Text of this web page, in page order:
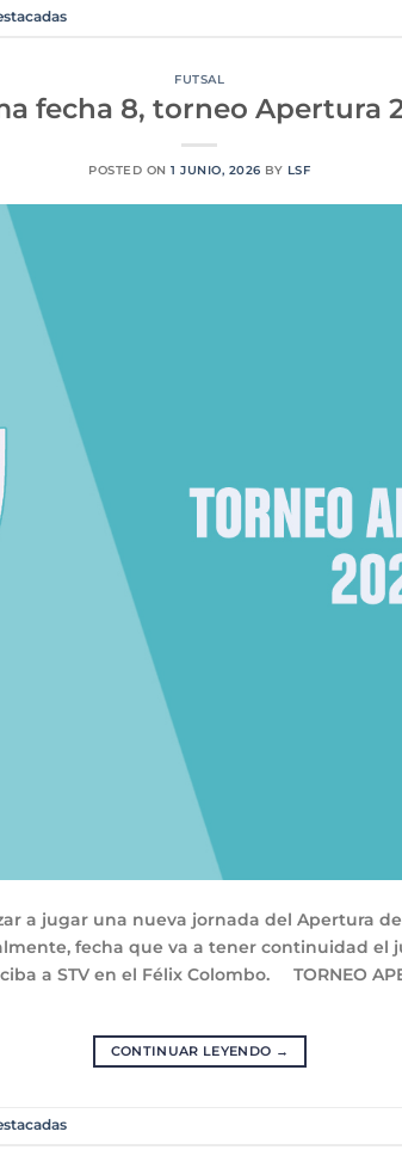
FUTSAL
fecha 8, torneo Apertura
POSTED ON1 JUNIO, 2026 BY LSF
a jugar una nueva jornada del Apertura
fecha que va a tener continuidad el
a STV en el Félix Colombo. TORNEO
CONTINUAR LEYENDO →